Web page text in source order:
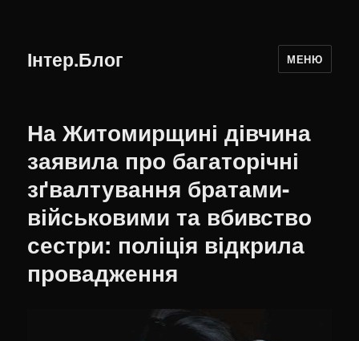
Інтер.Блог МЕНЮ
На Житомирщині дівчина
заявила про багаторічні
зґвалтування братами-
військовими та вбивство
сестри: поліція відкрила
провадження